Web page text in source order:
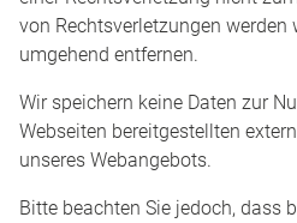
von Rechtsverletzungen werden
umgehend entfernen.
Wir speichern keine Daten zur
Webseiten bereitgestellten
unseres Webangebots.
Bitte beachten Sie jedoch, dass